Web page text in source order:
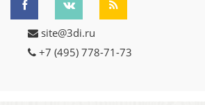
site@3di.ru
+7 (495) 778-71-73